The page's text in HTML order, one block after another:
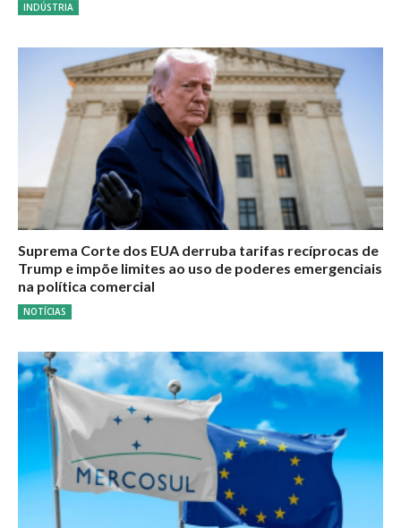
INDÚSTRIA
Suprema Corte dos EUA derruba tarifas recíprocas de
Trump e impõe limites ao uso de poderes emergenciais
na política comercial
NOTÍCIAS